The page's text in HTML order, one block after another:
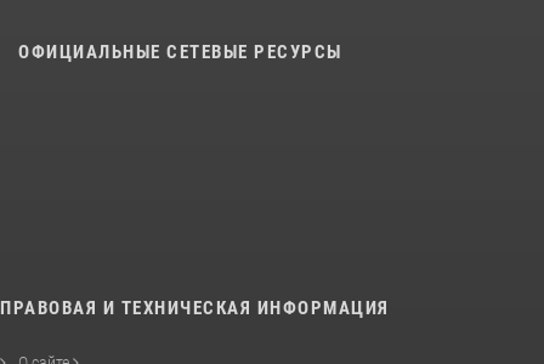
ОФИЦИАЛЬНЫЕ СЕТЕВЫЕ РЕСУРСЫ
ПРАВОВАЯ И ТЕХНИЧЕСКАЯ ИНФОРМАЦИЯ